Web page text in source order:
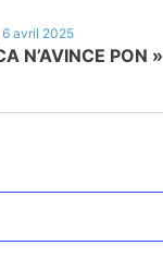
N’AVINCE PON »
avril 2025